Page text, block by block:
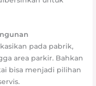
pada pabrik,
area parkir. Bahkan
bisa menjadi pilihan